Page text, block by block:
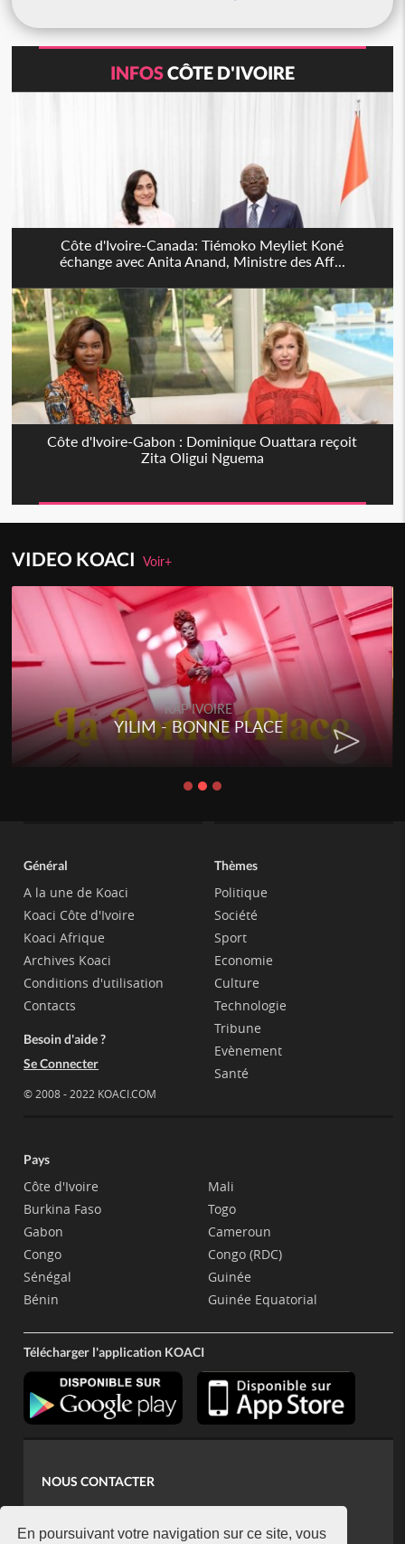
En poursuivant votre navigation sur ce site, vous
INFOSCÔTE D'IVOIRE
Côte d'Ivoire-Canada: Tiémoko Meyliet Koné
échange avec Anita Anand, Ministre des Aff...
Côte d'Ivoire-Gabon : Dominique Ouattara reçoit
Zita Oligui Nguema
VIDEO KOACIVoir+
RAP IVOIRE
YILIM - BONNE PLACE
Général
A la une de Koaci
Koaci Côte d'Ivoire
Koaci Afrique
Archives Koaci
Conditions d'utilisation
Contacts
Besoin d'aide ?
Se Connecter
© 2008 - 2022 KOACI.COM
Thèmes
Politique
Société
Sport
Economie
Culture
Technologie
Tribune
Evènement
Santé
Pays
Côte d'Ivoire
Burkina Faso
Gabon
Congo
Sénégal
Bénin
Mali
Togo
Cameroun
Congo (RDC)
Guinée
Guinée Equatorial
Télécharger l'application KOACI
NOUS CONTACTER
koaci@yahoo.fr